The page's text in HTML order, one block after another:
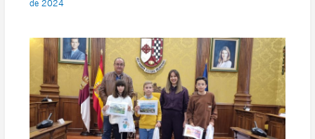
de 2024